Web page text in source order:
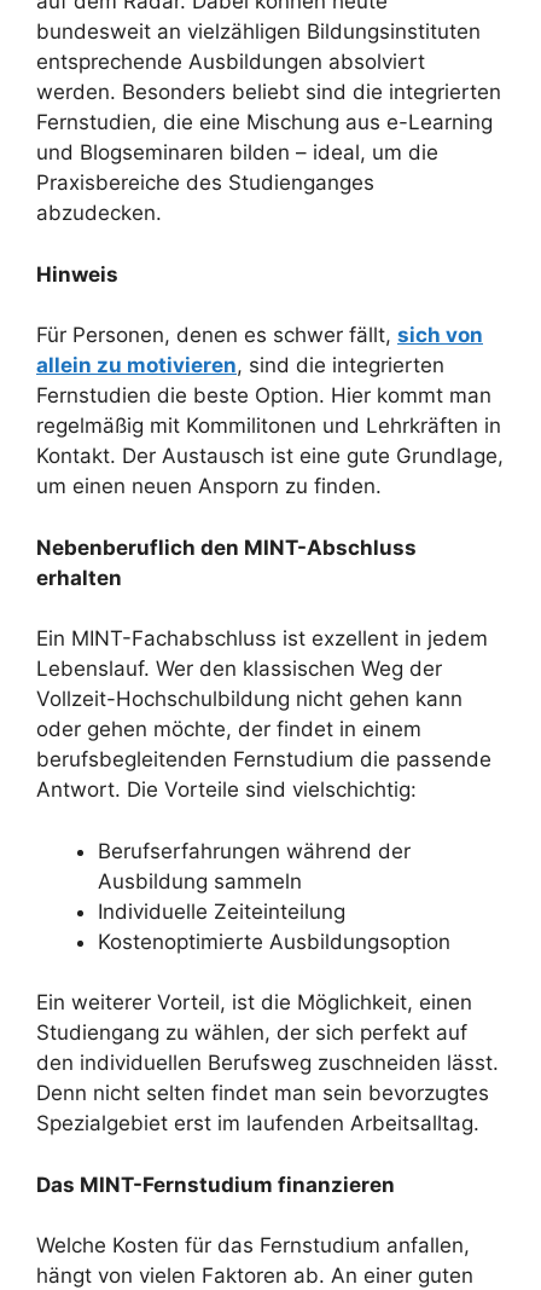
bundesweit an vielzähligen Bildungsinstituten
entsprechende Ausbildungen absolviert
werden. Besonders beliebt sind die integrierten
Fernstudien, die eine Mischung aus e-Learning
und Blogseminaren bilden – ideal, um die
Praxisbereiche des Studienganges
abzudecken.
Hinweis
Für Personen, denen es schwer fällt, sich von
allein zu motivieren, sind die integrierten
Fernstudien die beste Option. Hier kommt man
regelmäßig mit Kommilitonen und Lehrkräften in
Kontakt. Der Austausch ist eine gute Grundlage,
um einen neuen Ansporn zu finden.
Nebenberuflich den MINT-Abschluss
erhalten
Ein MINT-Fachabschluss ist exzellent in jedem
Lebenslauf. Wer den klassischen Weg der
Vollzeit-Hochschulbildung nicht gehen kann
oder gehen möchte, der findet in einem
berufsbegleitenden Fernstudium die passende
Antwort. Die Vorteile sind vielschichtig:
Berufserfahrungen während der
Ausbildung sammeln
Individuelle Zeiteinteilung
Kostenoptimierte Ausbildungsoption
Ein weiterer Vorteil, ist die Möglichkeit, einen
Studiengang zu wählen, der sich perfekt auf
den individuellen Berufsweg zuschneiden lässt.
Denn nicht selten findet man sein bevorzugtes
Spezialgebiet erst im laufenden Arbeitsalltag.
Das MINT-Fernstudium finanzieren
Welche Kosten für das Fernstudium anfallen,
hängt von vielen Faktoren ab. An einer guten